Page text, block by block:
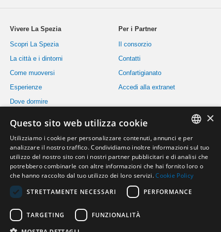
Vivere La Spezia
Scopri La Spezia
La città e i dintorni
Come muoversi
Esperienze
Dove dormire
Eventi
Informazioni utili
Per i Partner
Il consorzio
Contatti
Confartigianato
Accedi alla extranet
Modifica preferenze cookie
Copyright© 2010 - 2026 Affittacamere e B&B a La Spezia - Policy P.IVA
ITALIAN
INGLESE
×
Questo sito web utilizza cookie
Utilizziamo i cookie per personalizzare contenuti, annunci e per
analizzare il nostro traffico. Condividiamo inoltre informazioni sul tuo
utilizzo del nostro sito con i nostri partner pubblicitari e di analisi che
potrebbero combinarle con altre informazioni che hai fornito loro o
che hanno raccolto dal tuo utilizzo dei loro servizi.Cookie Policy
STRETTAMENTE NECESSARI
PERFORMANCE
TARGETING FUNZIONALITÀ